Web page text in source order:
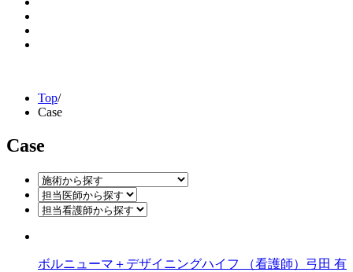
Top/
Case
Case
ボルニューマ＋デザイニングハイフ
（看護師）弓田 有